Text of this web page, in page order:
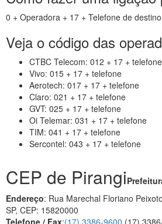
0 + Operadora + 17 + Telefone de destino
Veja o código das
CTBC Telecom: 012 + 17 + telefone
Vivo: 015 + 17 + telefone
Aerotech: 017 + 17 + telefone
Claro: 021 + 17 + telefone
GVT: 025 + 17 + telefone
Oi Telemar: 031 + 17 + telefone
TIM: 041 + 17 + telefone
Sercontel: 043 + 17 + telefone
CEP de Pirangi
Endereço: Rua Marechal Floriano
SP, CEP: 15820000
Telefone / Fax:(17) 3386-9600 (17)